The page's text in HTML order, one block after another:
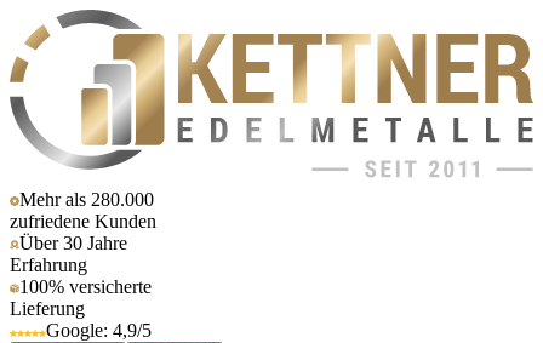
Mehr als 280.000
zufriedene Kunden
Über 30 Jahre
Erfahrung
100% versicherte
Lieferung
Google: 4,9/5